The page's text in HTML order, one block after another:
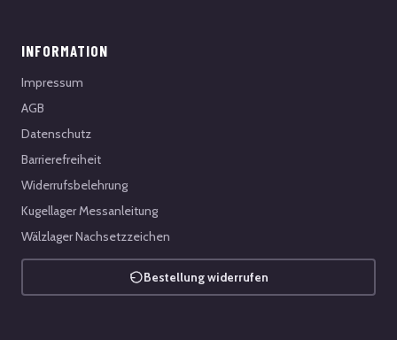
INFORMATION
Impressum
AGB
Datenschutz
Barrierefreiheit
Widerrufsbelehrung
Kugellager Messanleitung
Wälzlager Nachsetzzeichen
Bestellung widerrufen